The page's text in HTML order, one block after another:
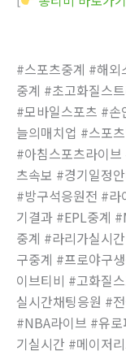
#스포츠중계 #해
중계 #초고화질스
#모바일스포츠 #
늘의매치업 #스포
#아침스포츠라이
츠속보 #경기일정
#방구석응원전 #라
기결과 #EPL중계
중계 #라리가실시
구중계 #프로야구
이브티비 #고화질
실시간채팅응원 #
#NBA라이브 #유
기실시간 #메이저